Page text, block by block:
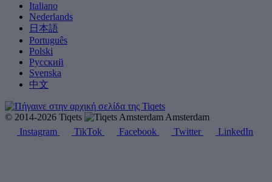
Italiano
Nederlands
日本語
Português
Polski
Русский
Svenska
中文
© 2014-2026 Tiqets
Amsterdam
Instagram
TikTok Facebook Twitter LinkedIn